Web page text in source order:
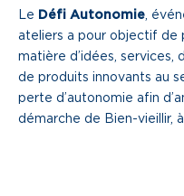
Notre culture
Le Défi Autonomie ,
ateliers a pour objectif de
matière d’idées,
de produits innovants au
perte d’autonomie afin
démarche de Bien-vieillir,